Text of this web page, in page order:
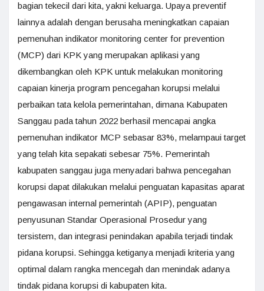
bagian tekecil dari kita, yakni keluarga. Upaya preventif
lainnya adalah dengan berusaha meningkatkan capaian
pemenuhan indikator monitoring center for prevention
(MCP) dari KPK yang merupakan aplikasi yang
dikembangkan oleh KPK untuk melakukan monitoring
capaian kinerja program pencegahan korupsi melalui
perbaikan tata kelola pemerintahan, dimana Kabupaten
Sanggau pada tahun 2022 berhasil mencapai angka
pemenuhan indikator MCP sebasar 83%, melampaui target
yang telah kita sepakati sebesar 75%. Pemerintah
kabupaten sanggau juga menyadari bahwa pencegahan
korupsi dapat dilakukan melalui penguatan kapasitas aparat
pengawasan internal pemerintah (APIP), penguatan
penyusunan Standar Operasional Prosedur yang
tersistem, dan integrasi penindakan apabila terjadi tindak
pidana korupsi. Sehingga ketiganya menjadi kriteria yang
optimal dalam rangka mencegah dan menindak adanya
tindak pidana korupsi di kabupaten kita.